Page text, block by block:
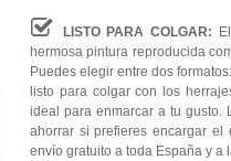
LISTO PARA COLGAR:
hermosa pintura reproducida
Puedes elegir entre dos
listo para colgar con los
ideal para enmarcar a tu gusto.
ahorrar si prefieres encargar el
envío gratuito a toda España y a